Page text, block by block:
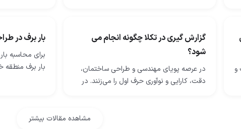
و
گزارش گیری در تکلا چگونه انجام می
شود؟
در عرصه پویای مهندسی و طراحی ساختمان،
دقت، کارایی و نوآوری حرف اول را می‌زنند. در
بار برف در
برای محاسبه
بار برف منطقه
مشاهده مقالات بیشتر